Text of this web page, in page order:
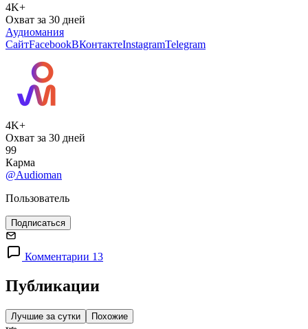
4K+
Охват за 30 дней
Аудиомания
СайтFacebookВКонтактеInstagramTelegram
4K+
Охват за 30 дней
99
Карма
@Audioman
Пользователь
Подписаться
Комментарии 13
Публикации
Лучшие за сутки Похожие